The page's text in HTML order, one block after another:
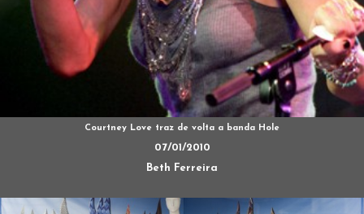
Courtney Love traz de volta a banda Hole
07/01/2010
Beth Ferreira